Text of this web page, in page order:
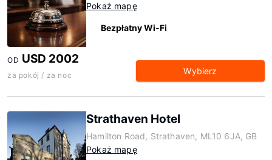
Pokaż mapę
Bezpłatny Wi-Fi
OD USD 2002
za pokój / za noc Wybierz
Strathaven Hotel
Hamilton Road, Strathaven, ML10 6JA, GB
Pokaż mapę